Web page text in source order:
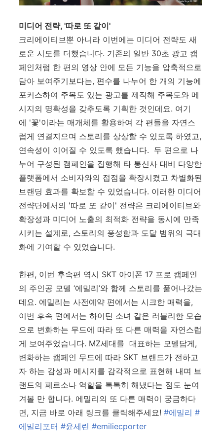
미디어 전략, '따로 또 같이'
크리에이티브뿐 아니라 이번에는 미디어 전략도 새
로운 시도를 더했습니다. 기존의 일반 30초 광고 캠
페인처럼 한 편의 영상 안에 모든 기능을 압축적으로
담아 보여주기보다는, 편수를 나누어 한 개의 기능에
포커스하여 주목도 있는 광고를 제작해 주목도와 메
시지의 명확성을 갖추도록 기획한 것인데요. 여기
에 '꽃'이라는 매개체를 활용하여 각 편들을 자연스
럽게 연결지으며 스토리를 상상할 수 있도록 하였고,
연속성이 이어질 수 있도록 했습니다. 두 편으로 나
누어 구성된 캠페인을 집행해 타 통신사 대비 다양한
플랫폼에서 소비자와의 접점을 확장시켰고 차별화된
브랜딩 효과를 확보할 수 있었습니다. 이러한 미디어
전략단에서의 '따로 또 같이' 전략은 크리에이티브와
확장성과 미디어 노출의 최적화 전략을 동시에 만족
시키는 설계로, 스토리의 풍성함과 도달 범위의 극대
화에 기여할 수 있었습니다.
한편, 이번 후속편 역시 SKT 아이폰 17 프로 캠페인
의 주인공 모델 ‘에밀리’와 함께 스토리를 풀어나갔는
데요. 에밀리는 사전예약 편에서는 시크한 매력을,
이번 후속 편에서는 하이틴 소녀 같은 러블리한 모습
으로 변화하는 무드에 따라 또 다른 매력을 자연스럽
게 보여주었습니다. MZ세대를 대표하는 모델답게,
변화하는 캠페인 무드에 따라 SKT 브랜드가 전하고
자 하는 감성과 메시지를 감각적으로 표현해 내며 브
랜드의 페르소나 역할을 톡톡히 해냈다는 점도 눈여
겨볼 만 합니다. 에밀리의 또 다른 매력이 궁금하다
면, 지금 바로 아래 링크를 클릭해주세요! #에밀리 #
에밀리포터 #윤세린 #emiliecporter